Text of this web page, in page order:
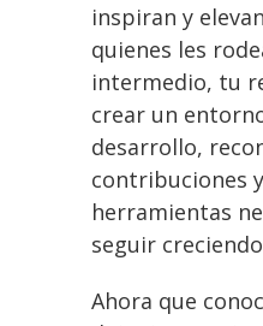
inspiran y
quienes les
intermedio, tu
crear un
desarrollo,
contribuciones
herramientas
seguir
Ahora que